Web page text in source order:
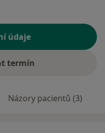
údaje
termín
Názory pacientů (3)